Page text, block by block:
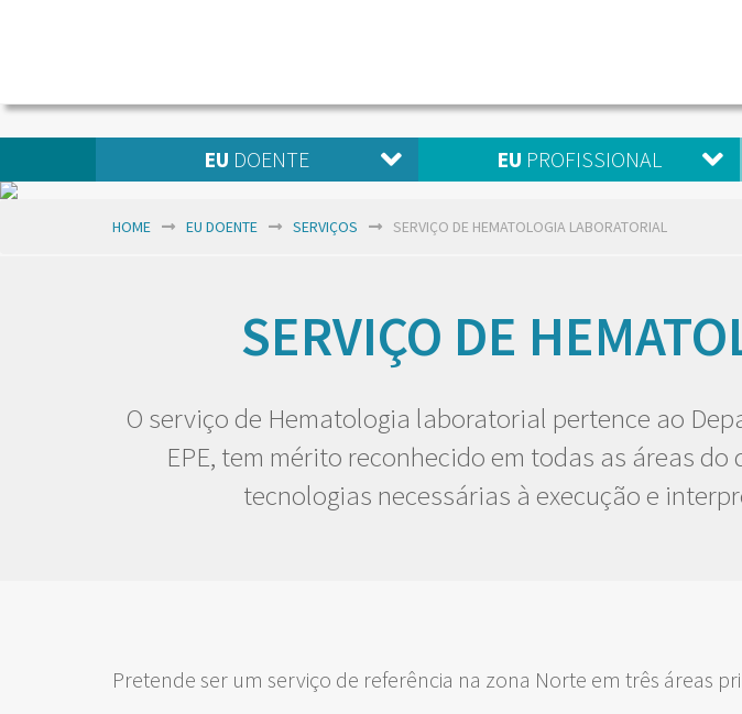
EU DOENTE EU PROFISSIONAL
HOME EU DOENTE SERVIÇOS SERVIÇO DE HEMATOLOGIA LABORATORIAL
SERVIÇO DE
O serviço de Hematologia laboratorial pertence ao
EPE, tem mérito reconhecido em todas as áreas
tecnologias necessárias à execução e
Pretende ser um serviço de referência na zona Norte em três áreas